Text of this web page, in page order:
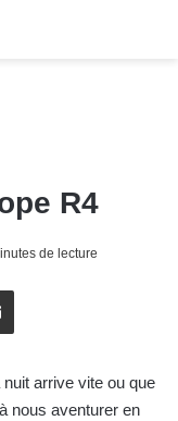
R4
de lecture
arrive vite ou que
nous aventurer en